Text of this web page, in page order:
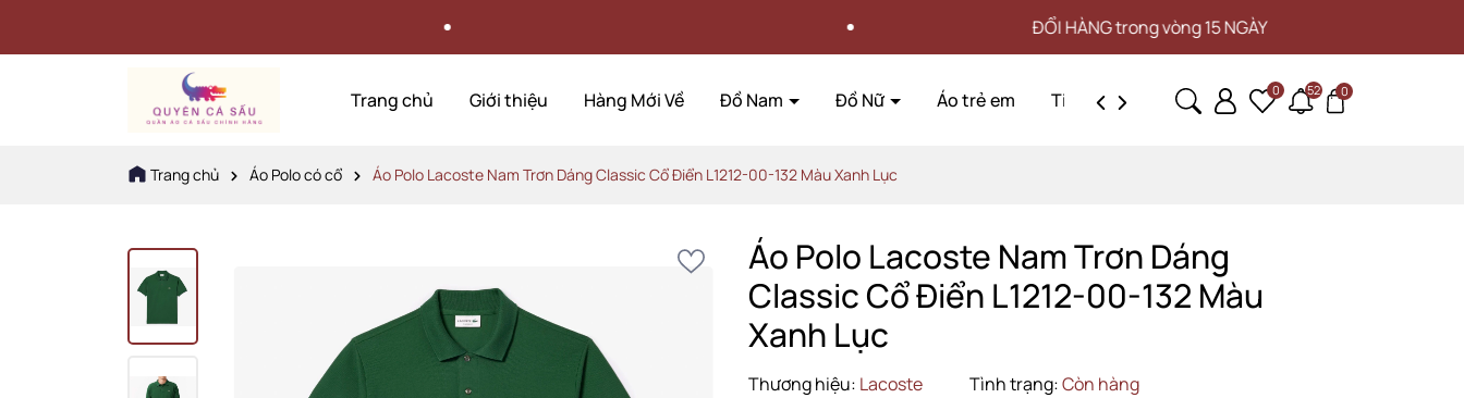
ĐỔI HÀNG trong vòng 15 NGÀY
Trang chủ Giới thiệu Hàng Mới Về Đồ Nam Đồ Nữ Áo trẻ em Tin tức Liên hệ 0 52 0
Trang chủ Áo Polo có cổ Áo Polo Lacoste Nam Trơn Dáng Classic Cổ Điển L1212-00-132 Màu Xanh Lục
Áo Polo Lacoste Nam Trơn Dáng
Classic Cổ Điển L1212-00-132 Màu
Xanh Lục
Thương hiệu: Lacoste Tình trạng:Còn hàng